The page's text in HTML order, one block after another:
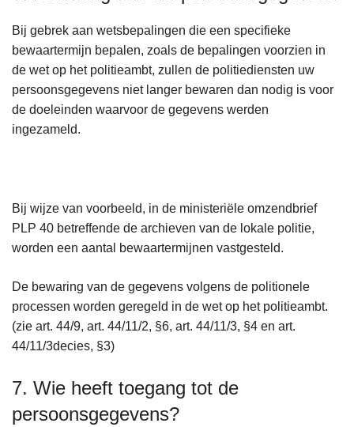
Bij gebrek aan wetsbepalingen die een specifieke
bewaartermijn bepalen, zoals de bepalingen voorzien in
de wet op het politieambt, zullen de politiediensten uw
persoonsgegevens niet langer bewaren dan nodig is voor
de doeleinden waarvoor de gegevens werden
ingezameld.
Bij wijze van voorbeeld, in de ministeriële omzendbrief
PLP 40 betreffende de archieven van de lokale politie,
worden een aantal bewaartermijnen vastgesteld.
De bewaring van de gegevens volgens de politionele
processen worden geregeld in de wet op het politieambt.
(zie art. 44/9, art. 44/11/2, §6, art. 44/11/3, §4 en art.
44/11/3decies, §3)
7. Wie heeft toegang tot de
persoonsgegevens?